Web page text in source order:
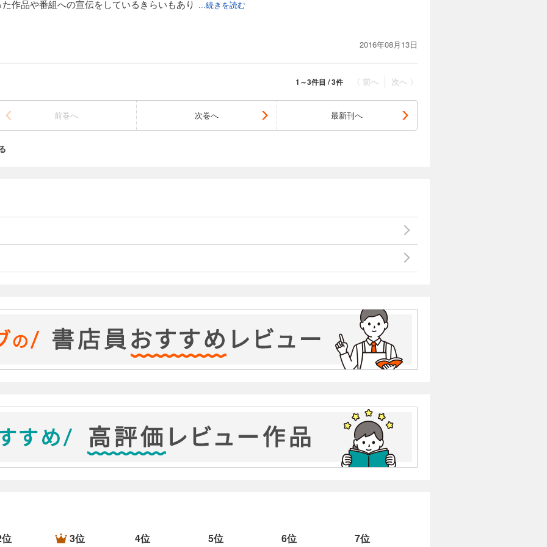
品や番組への宣伝をしているきらいもあり ...続きを読む
を張り続ける娘の前に現れたモノの話「帰ってこないで」、とても恐怖を感じたのが、亡くなっ
2016年08月13日
次へ 〉
〈 前へ
1～3件目 / 3件
前巻へ 次巻へ 最新刊へ
3位 4位 5位 6位 7位